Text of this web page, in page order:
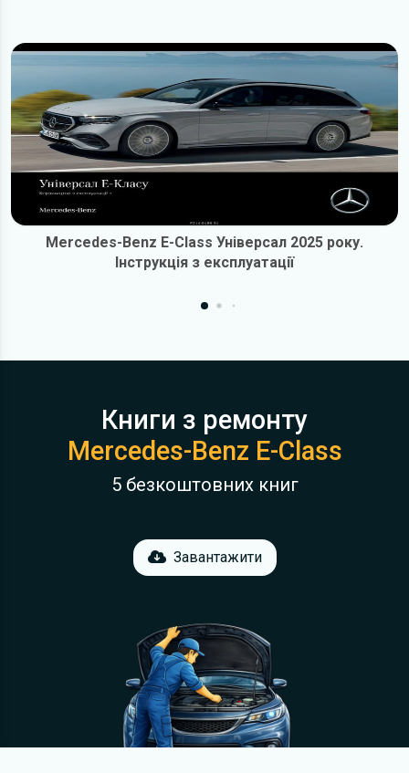
Mercedes-Benz E-Class Універсал 2025 року.
Інструкція з експлуатації
Книги з ремонту
Mercedes-Benz E-Class
5 безкоштовних книг
Завантажити